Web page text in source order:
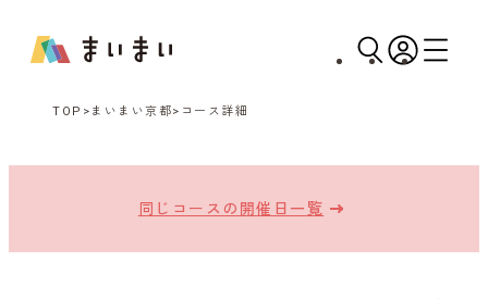
TOP まいまい京都 コース詳細
同じコースの開催日一覧